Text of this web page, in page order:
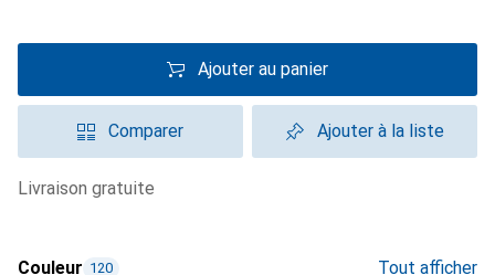
Ajouter au panier
Comparer Ajouter à la liste
livraison gratuite
Couleur 120 Tout afficher